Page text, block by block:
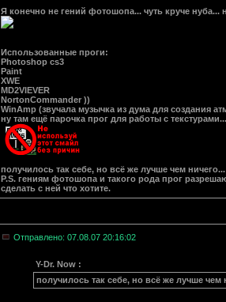
Я конечно не гений фотошопа... чуть круче
Использованные проги:
Photoshop cs3
Paint
XWE
MD2VIEVER
NortonCommander ))
WinAmp (звучала музычка из дума для создания
ну там ещё парочка прог для работы с текстурами...
получилось так себе, но всё же лучше чем ничего...
P.S. гениям фотошопа и такого рода прог
сделать с ней что хотите.
Отправлено: 07.08.07 20:16:02
Y-Dr. Now :
получилось так себе, но всё же лучше чем